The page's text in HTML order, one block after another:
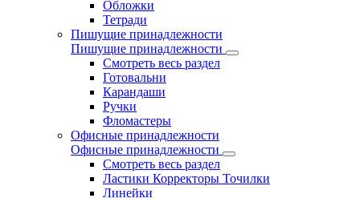
Обложки
Тетради
Пишущие принадлежности
Пишущие принадлежности
Смотреть весь раздел
Готовальни
Карандаши
Ручки
Фломастеры
Офисные принадлежности
Офисные принадлежности
Смотреть весь раздел
Ластики Корректоры Точилки
Линейки